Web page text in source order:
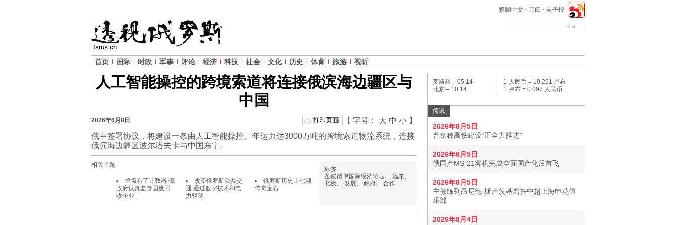
繁體中文 订阅 电子报
首页 国际 时政 军事 评论 经济 科技 社会 文化 历史 体育 旅游 视听
人工智能操控的跨境索道将连接俄滨海边疆区与
中国
2026年6月8日 【 字号： 大 中 小 】
打印页面
俄中签署协议，将建设一条由人工智能操控、年运力达3000万吨的跨境索道物流系统，连接
俄滨海边疆区波尔塔夫卡与中国东宁。
相关主题
垃圾有了计数器 俄
政府认真监管固废回
收企业
改变俄罗斯公共交
通 通过数字技术和电
力驱动
俄罗斯历史上七颗
传奇宝石
标签
圣彼得堡国际经济论坛、 远东、
北极、 发展、 政府、 合作
莫斯科 – 05:14
北京 – 10:14
1 人民币 = 10.291 卢布
1 卢布 = 0.097 人民币
简讯
2026年8月5日
普京称高铁建设“正全力推进”
2026年8月5日
俄国产MS-21客机完成全面国产化后首飞
2026年8月5日
主教练列昂尼德·斯卢茨基离任中超上海申花俱
乐部
2026年8月4日